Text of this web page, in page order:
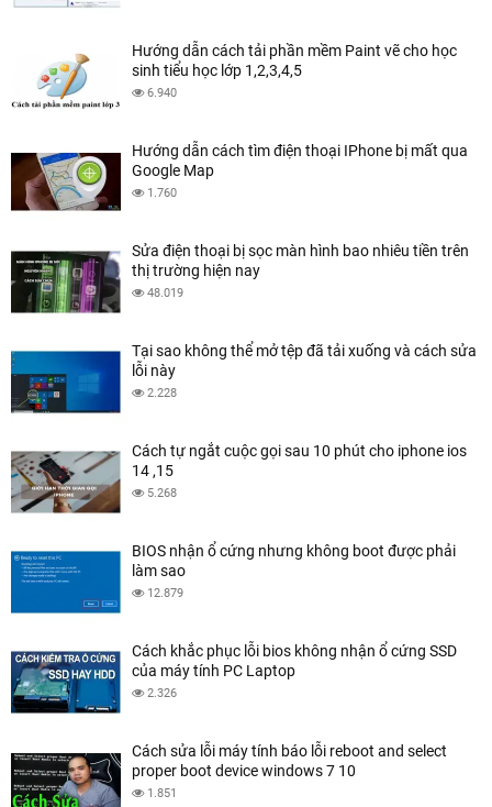
Hướng dẫn cách tải phần mềm Paint vẽ cho học
sinh tiểu học lớp 1,2,3,4,5
6.940
Hướng dẫn cách tìm điện thoại IPhone bị mất qua
Google Map
1.760
Sửa điện thoại bị sọc màn hình bao nhiêu tiền trên
thị trường hiện nay
48.019
Tại sao không thể mở tệp đã tải xuống và cách sửa
lỗi này
2.228
Cách tự ngắt cuộc gọi sau 10 phút cho iphone ios
14 ,15
5.268
BIOS nhận ổ cứng nhưng không boot được phải
làm sao
12.879
Cách khắc phục lỗi bios không nhận ổ cứng SSD
của máy tính PC Laptop
2.326
Cách sửa lỗi máy tính báo lỗi reboot and select
proper boot device windows 7 10
1.851